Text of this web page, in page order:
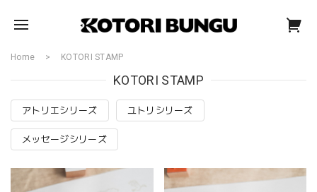
Home KOTORI STAMP
KOTORI STAMP
アトリエシリーズ ユトリシリーズ
メッセージシリーズ